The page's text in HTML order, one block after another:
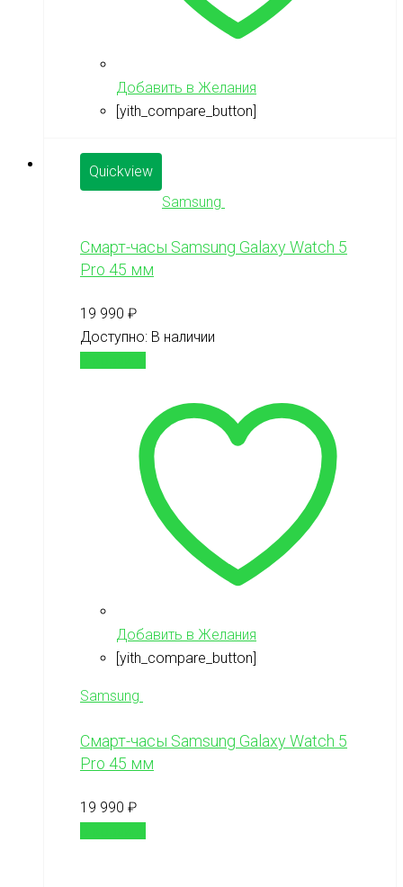
Добавить в Желания
[yith_compare_button]
Quickview
Samsung
Смарт-часы Samsung Galaxy Watch 5
Pro 45 мм
19 990 ₽
Доступно: В наличии
Добавить в Желания
[yith_compare_button]
Samsung
Смарт-часы Samsung Galaxy Watch 5
Pro 45 мм
19 990 ₽